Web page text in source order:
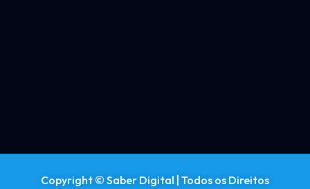
Copyright © Saber Digital | Todos os Direitos